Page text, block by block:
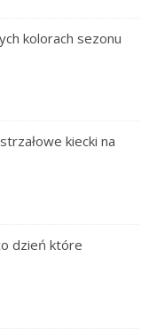
kolorach sezonu
kiecki na
dzień które